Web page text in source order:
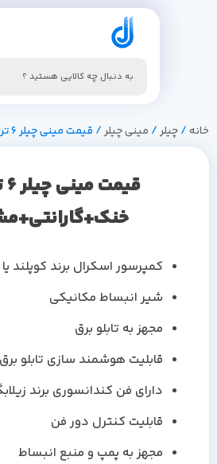
/چیلر/مینی چیلر/ قیمت مینی چیلر 6 تن هوا خنک+گارانتی+مشاوره
قیمت مینی
کمپرسور اسکرال برند کوپلند یا
شیر انبساط مکانیکی
مجهز به تابلو برق
قابلیت هوشمند سازی تابلو برق
دارای فن کندانسوری برند زیلابگ
قابلیت کنترل دور فن
مجهز به پمپ و منبع انبساط